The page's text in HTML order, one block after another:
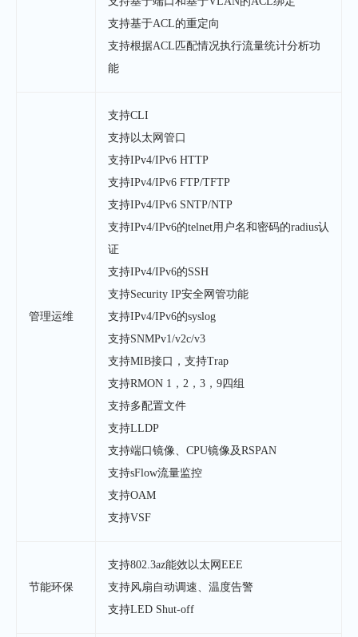
支持基于ACL的重定向
支持根据ACL匹配情况执行流量统计分析功
能
管理运维
支持CLI
支持以太网管口
支持IPv4/IPv6 HTTP
支持IPv4/IPv6 FTP/TFTP
支持IPv4/IPv6 SNTP/NTP
支持IPv4/IPv6的telnet用户名和密码的radius认
证
支持IPv4/IPv6的SSH
支持Security IP安全网管功能
支持IPv4/IPv6的syslog
支持SNMPv1/v2c/v3
支持MIB接口，支持Trap
支持RMON 1，2，3，9四组
支持多配置文件
支持LLDP
支持端口镜像、CPU镜像及RSPAN
支持sFlow流量监控
支持OAM
支持VSF
节能环保
支持802.3az能效以太网EEE
支持风扇自动调速、温度告警
支持LED Shut-off